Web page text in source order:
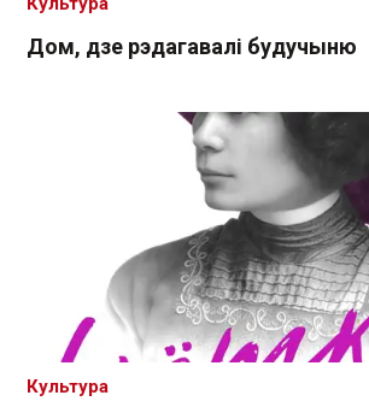
Дом, дзе рэдагавалі будучыню
Культура